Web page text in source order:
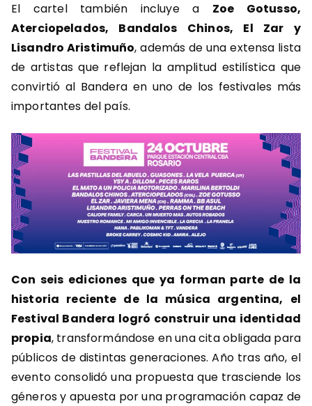
El cartel también incluye a Zoe Gotusso,
Aterciopelados, Bandalos Chinos, El Zar y
Lisandro Aristimuño, además de una extensa lista
de artistas que reflejan la amplitud estilística que
convirtió al Bandera en uno de los festivales más
importantes del país.
Con seis ediciones que ya forman parte de la
historia reciente de la música argentina, el
Festival Bandera logró construir una identidad
propia, transformándose en una cita obligada para
públicos de distintas generaciones. Año tras año, el
evento consolidó una propuesta que trasciende los
géneros y apuesta por una programación capaz de